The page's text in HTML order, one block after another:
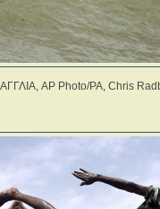
ΑΓΓΛΙΑ, AP Photo/PA, Chris